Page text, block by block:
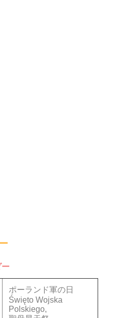
ー
ポーランド軍の日
Święto Wojska
Polskiego,